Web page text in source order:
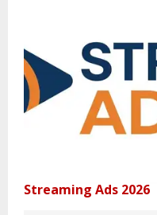
Streaming Ads 2026